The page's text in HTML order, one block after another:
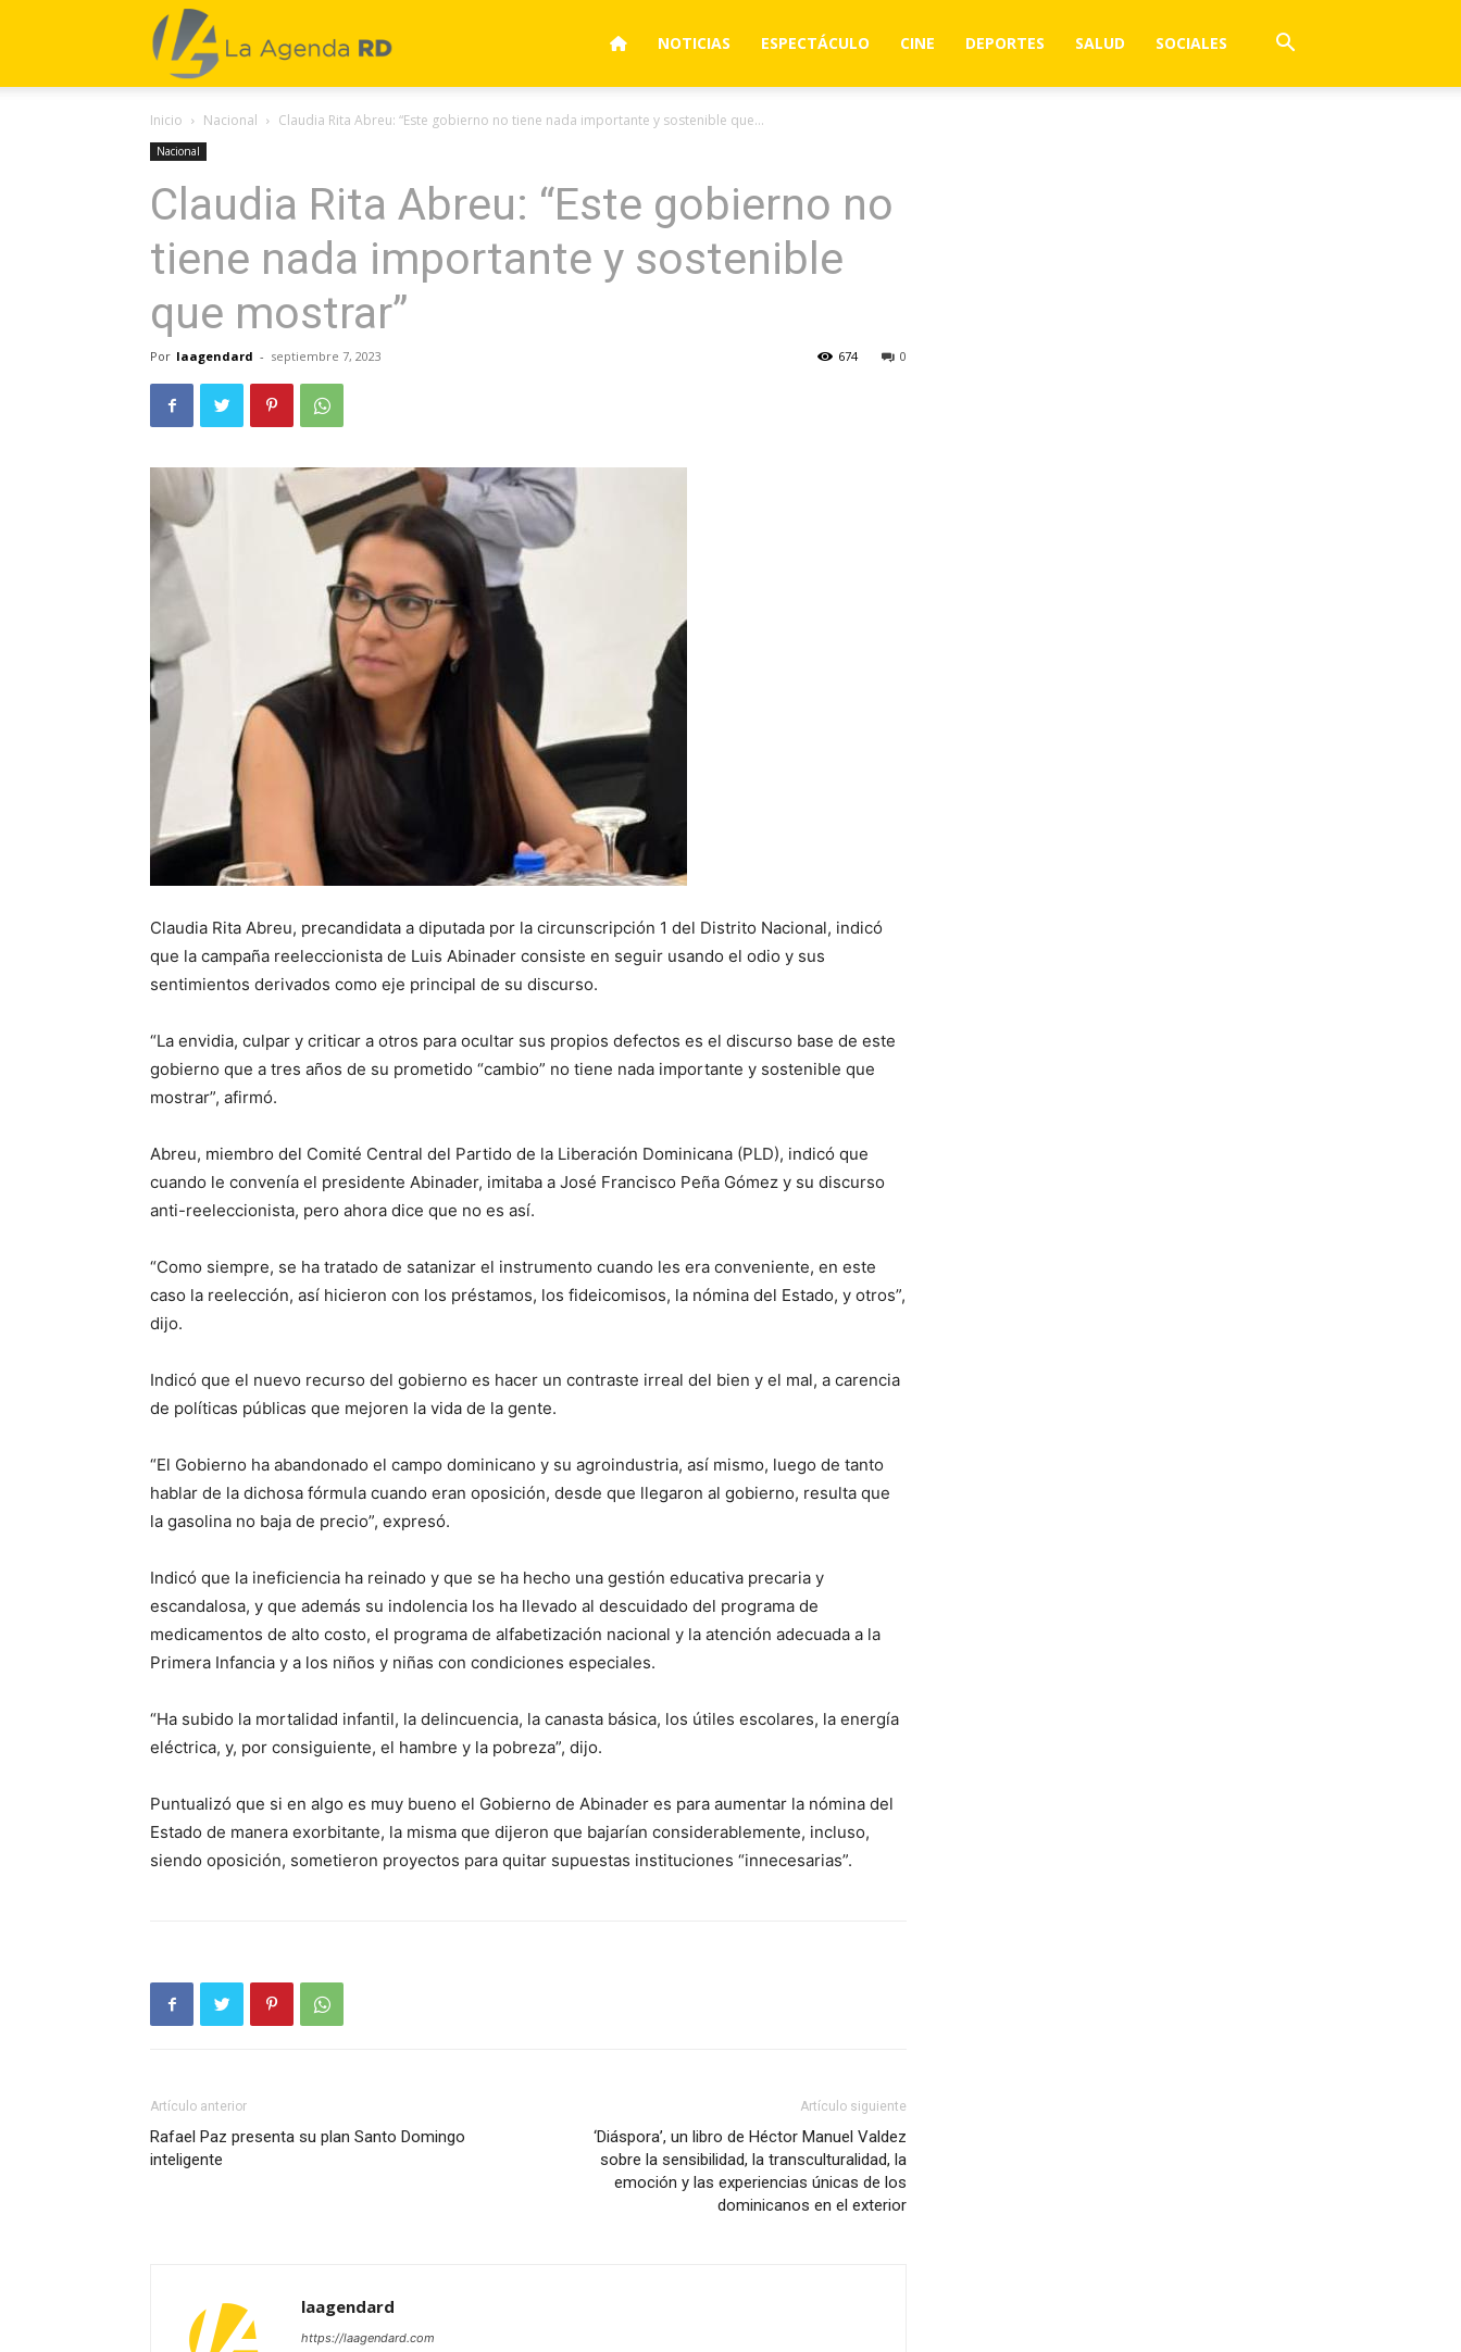
La
Agenda
RD
NOTICIAS ESPECTÁCULO CINE DEPORTES SALUD SOCIALES
Inicio Nacional Claudia Rita Abreu: “Este gobierno no tiene nada importante y sostenible que...
Nacional
Claudia Rita Abreu: “Este gobierno no
tiene nada importante y sostenible
que mostrar”
Por laagendard - septiembre 7, 2023 0
674
Claudia Rita Abreu, precandidata a diputada por la circunscripción 1 del Distrito Nacional, indicó
que la campaña reeleccionista de Luis Abinader consiste en seguir usando el odio y sus
sentimientos derivados como eje principal de su discurso.
“La envidia, culpar y criticar a otros para ocultar sus propios defectos es el discurso base de este
gobierno que a tres años de su prometido “cambio” no tiene nada importante y sostenible que
mostrar”, afirmó.
Abreu, miembro del Comité Central del Partido de la Liberación Dominicana (PLD), indicó que
cuando le convenía el presidente Abinader, imitaba a José Francisco Peña Gómez y su discurso
anti-reeleccionista, pero ahora dice que no es así.
“Como siempre, se ha tratado de satanizar el instrumento cuando les era conveniente, en este
caso la reelección, así hicieron con los préstamos, los fideicomisos, la nómina del Estado, y otros”,
dijo.
Indicó que el nuevo recurso del gobierno es hacer un contraste irreal del bien y el mal, a carencia
de políticas públicas que mejoren la vida de la gente.
“El Gobierno ha abandonado el campo dominicano y su agroindustria, así mismo, luego de tanto
hablar de la dichosa fórmula cuando eran oposición, desde que llegaron al gobierno, resulta que
la gasolina no baja de precio”, expresó.
Indicó que la ineficiencia ha reinado y que se ha hecho una gestión educativa precaria y
escandalosa, y que además su indolencia los ha llevado al descuidado del programa de
medicamentos de alto costo, el programa de alfabetización nacional y la atención adecuada a la
Primera Infancia y a los niños y niñas con condiciones especiales.
“Ha subido la mortalidad infantil, la delincuencia, la canasta básica, los útiles escolares, la energía
eléctrica, y, por consiguiente, el hambre y la pobreza”, dijo.
Puntualizó que si en algo es muy bueno el Gobierno de Abinader es para aumentar la nómina del
Estado de manera exorbitante, la misma que dijeron que bajarían considerablemente, incluso,
siendo oposición, sometieron proyectos para quitar supuestas instituciones “innecesarias”.
Artículo anterior
Rafael Paz presenta su plan Santo Domingo
inteligente
Artículo siguiente
‘Diáspora’, un libro de Héctor Manuel Valdez
sobre la sensibilidad, la transculturalidad, la
emoción y las experiencias únicas de los
dominicanos en el exterior
laagendard
https://laagendard.com